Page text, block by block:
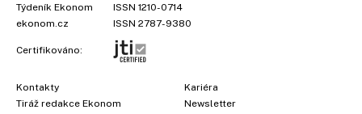
Týdeník Ekonom
ISSN 1210-0714
ekonom.cz
ISSN 2787-9380
Certifikováno:
Kontakty
Tiráž redakce Ekonom
Kariéra
Newsletter